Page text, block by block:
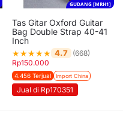
GUDANG [MRH1]
Tas Gitar Oxford Guitar
Bag Double Strap 40-41
Inch
★★★★★ 4.7 (668)
Rp150.000
4.456 Terjual Import China
Jual di Rp170351